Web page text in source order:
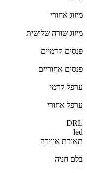
—
מיזוג אחורי
—
מיזוג שורה שלישית
—
פנסים קדמיים
—
פנסים אחוריים
—
ערפל קדמי
—
ערפל אחורי
—
DRL
led
תאורת אווירה
—
בלם חניה
—